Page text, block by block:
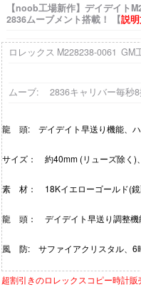
【noob工場新作】デイデイト
2836ムーブメント搭載！ 【説
ロレックス M228238-0061 GM
ムーブ: 2836キャリバー毎秒8
龍 頭: デイデイト早送り機能、ハ
サイズ： 約40mm (リューズ除く)
素 材： 18Kイエローゴールド(鏡
龍 頭： デイデイト早送り調整機
風 防: サファイアクリスタル、6
超割引きのロレックスコピー時計販